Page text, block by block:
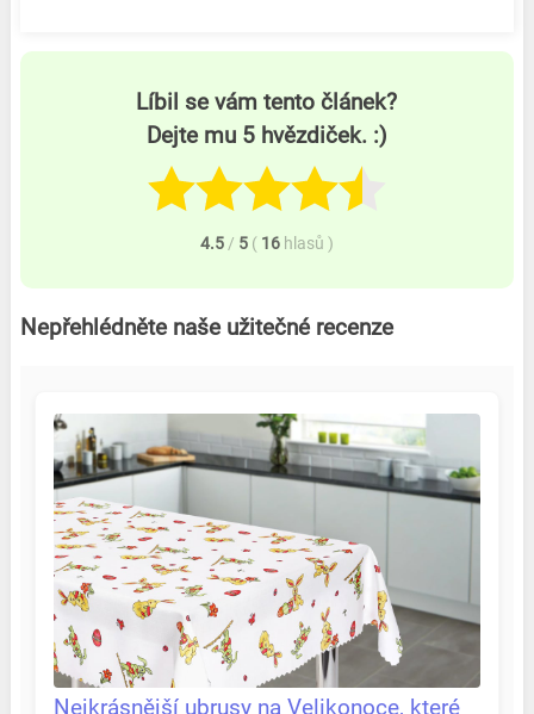
Líbil se vám tento článek?
Dejte mu 5 hvězdiček. :)
4.5 / 5 ( 16 hlasů )
Nepřehlédněte naše užitečné recenze
Nejkrásnější ubrusy na Velikonoce, které